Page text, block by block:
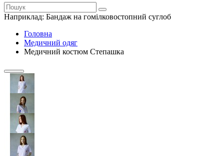
Наприклад: Бандаж на гомілковостопний суглоб
Головна
Медичний одяг
Медичний костюм Степашка